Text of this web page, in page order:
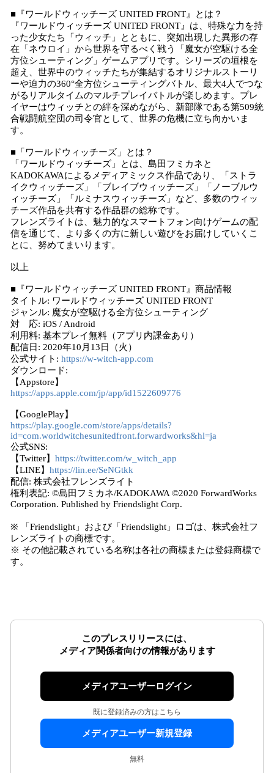
■『ワールドウィッチーズ UNITED FRONT』とは？
『ワールドウィッチーズ UNITED FRONT』は、特殊な力を持
った少女たち「ウィッチ」とともに、突如出現した異形の存
在「ネウロイ」から世界を守るべく戦う「魔女が空駆ける全
方位シューティング」ゲームアプリです。シリーズの垣根を
超え、世界中のウィッチたちが集結するオリジナルストーリ
ーや迫力の360°全方位シューティングバトル、最大4人でつな
がるリアルタイムのマルチプレイバトルが楽しめます。プレ
イヤーはウィッチとの絆を深めながら、新部隊である第509統
合戦闘航空団の司令官として、世界の危機に立ち向かいま
す。
■「ワールドウィッチーズ」とは？
「ワールドウィッチーズ」とは、島田フミカネと
KADOKAWAによるメディアミックス作品であり、「ストラ
イクウィッチーズ」「ブレイブウィッチーズ」「ノーブルウ
ィッチーズ」「ルミナスウィッチーズ」など、多数のウィッ
チーズ作品を共有する作品群の総称です。
フレンズライトは、魅力的なスマートフォン向けゲームの配
信を通じて、より多くの方に新しい遊びをお届けしていくこ
とに、努めてまいります。
以上
■『ワールドウィッチーズ UNITED FRONT』商品情報
タイトル: ワールドウィッチーズ UNITED FRONT
ジャンル: 魔女が空駆ける全方位シューティング
対 応: iOS / Android
利用料: 基本プレイ無料（アプリ内課金あり）
配信日: 2020年10月13日（火）
公式サイト: https://w-witch-app.com
ダウンロード:
【Appstore】
https://apps.apple.com/jp/app/id1522609776
【GooglePlay】
https://play.google.com/store/apps/details?
id=com.worldwitchesunitedfront.forwardworks&hl=ja
公式SNS:
【Twitter】 https://twitter.com/w_witch_app
【LINE】 https://lin.ee/SeNGtkk
配信: 株式会社フレンズライト
権利表記: ©島田フミカネ/KADOKAWA ©2020 ForwardWorks
Corporation. Published by Friendslight Corp.
※ 「Friendslight」および「Friendslight」ロゴは、株式会社フ
レンズライトの商標です。
※ その他記載されている名称は各社の商標または登録商標で
す。
このプレスリリースには、
メディア関係者向けの情報があります
メディアユーザーログイン
既に登録済みの方はこちら
メディアユーザー新規登録
無料